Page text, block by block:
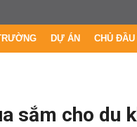
DỰ ÁN CHỦ
sắm cho du